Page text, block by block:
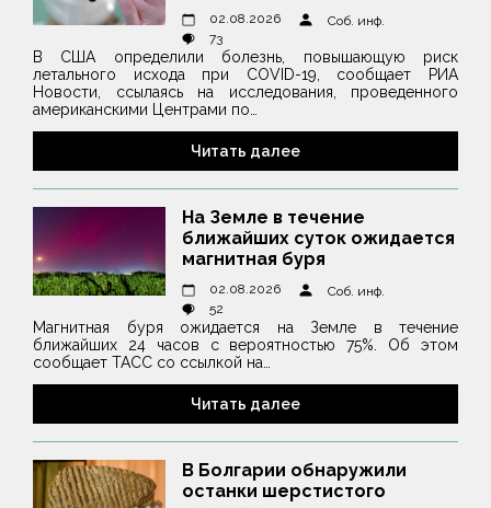
02.08.2026
Соб. инф.
73
В США определили болезнь, повышающую риск
летального исхода при COVID-19, сообщает РИА
Новости, ссылаясь на исследования, проведенного
американскими Центрами по…
Читать далее
На Земле в течение
ближайших суток ожидается
магнитная буря
02.08.2026
Соб. инф.
52
Магнитная буря ожидается на Земле в течение
ближайших 24 часов с вероятностью 75%. Об этом
сообщает ТАСС со ссылкой на…
Читать далее
В Болгарии обнаружили
останки шерстистого